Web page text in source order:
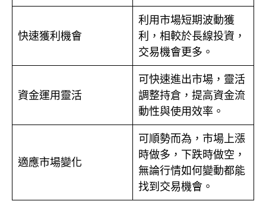
快速獲利機會
利用市場短期波動獲
利，相較於長線投資，
交易機會更多。
資金運用靈活
可快速進出市場，靈活
調整持倉，提高資金流
動性與使用效率。
適應市場變化
可順勢而為，市場上漲
時做多，下跌時做空，
無論行情如何變動都能
找到交易機會。